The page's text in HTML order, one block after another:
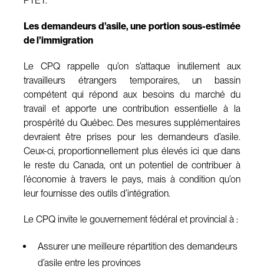
Les demandeurs d’asile, une portion sous-estimée
de l’immigration
Le CPQ rappelle qu’on s’attaque inutilement aux
travailleurs étrangers temporaires, un bassin
compétent qui répond aux besoins du marché du
travail et apporte une contribution essentielle à la
prospérité du Québec. Des mesures supplémentaires
devraient être prises pour les demandeurs d’asile.
Ceux-ci, proportionnellement plus élevés ici que dans
le reste du Canada, ont un potentiel de contribuer à
l’économie à travers le pays, mais à condition qu’on
leur fournisse des outils d’intégration.
Le CPQ invite le gouvernement fédéral et provincial à :
Assurer une meilleure répartition des demandeurs
d’asile entre les provinces